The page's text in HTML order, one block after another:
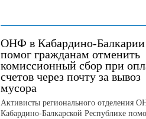
ОНФ в Кабардино-Балкарии
помог гражданам отменить
комиссионный сбор при
счетов через почту за вывоз
мусора
Активисты регионального отделения
Кабардино-Балкарской Республике